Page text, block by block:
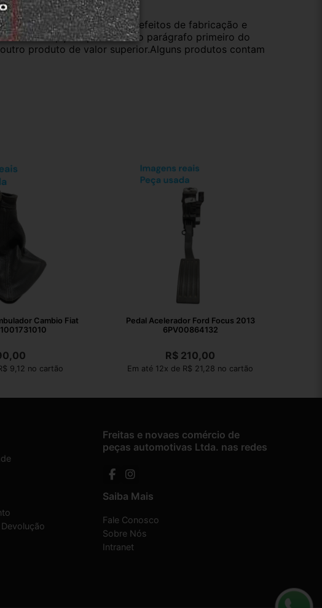
data da compra e cobre defeitos de fabricação e
as opções previstas no parágrafo primeiro do
produto de valor superior.Alguns produtos contam
Cambio Fiat
9,12 no cartão
Pedal Acelerador Ford Focus 2013
6PV00864132
R$ 210,00
Em até 12x de R$ 21,28 no cartão
Freitas e novaes comércio de
peças automotivas Ltda. nas redes
Saiba Mais
Fale Conosco
Sobre Nós
Intranet